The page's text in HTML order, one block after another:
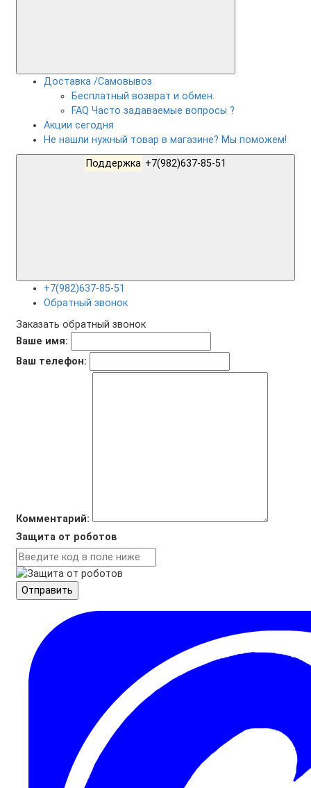
Доставка /Самовывоз
Бесплатный возврат и обмен.
FAQ Часто задаваемые вопросы ?
Акции сегодня
Не нашли нужный товар в магазине? Мы поможем!
Поддержка
+7(982)637-85-51
Обратный звонок
Заказать обратный звонок
Ваше имя:
Ваш телефон:
Комментарий:
Защита от роботов
Отправить